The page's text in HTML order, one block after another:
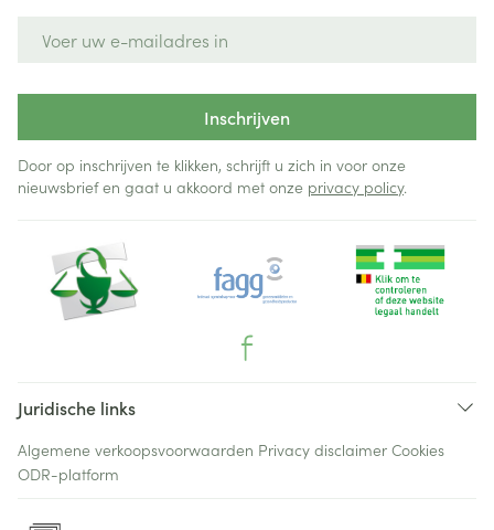
Inschrijven
Door op inschrijven te klikken, schrijft u zich in voor onze
nieuwsbrief en gaat u akkoord met onze privacy policy.
Juridische links
Algemene verkoopsvoorwaarden Privacy disclaimer Cookies
ODR-platform